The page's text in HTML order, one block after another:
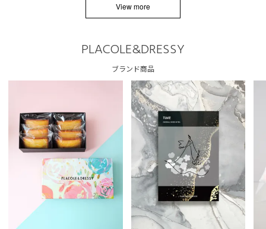
View more
PLACOLE&DRESSY
ブランド商品